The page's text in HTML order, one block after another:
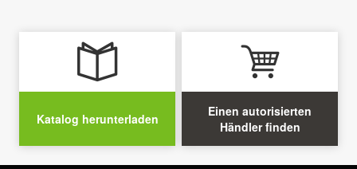
Katalog herunterladen
Einen autorisierten
Händler finden